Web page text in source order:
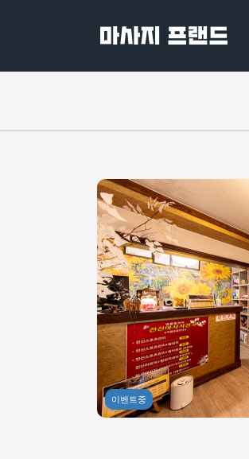
이벤트중